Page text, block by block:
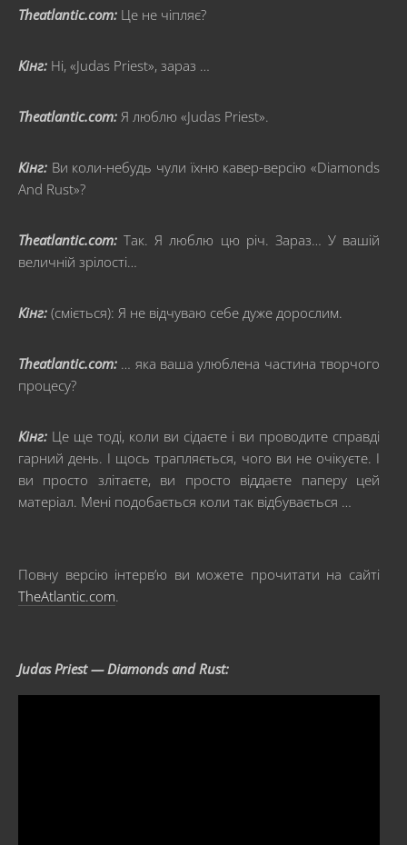
Theatlantic.com: Це не чіпляє?
Кінг: Ні, «Judas Priest», зараз …
Theatlantic.com: Я люблю «Judas Priest».
Кінг: Ви коли-небудь чули їхню кавер-версію «Diamonds
And Rust»?
Theatlantic.com: Так. Я люблю цю річ. Зараз… У вашій
величній зрілості…
Кінг: (сміється): Я не відчуваю себе дуже дорослим.
Theatlantic.com: … яка ваша улюблена частина творчого
процесу?
Кінг: Це ще тоді, коли ви сідаєте і ви проводите справді
гарний день. І щось трапляється, чого ви не очікуєте. І
ви просто злітаєте, ви просто віддаєте паперу цей
матеріал. Мені подобається коли так відбувається …
Повну версію інтерв’ю ви можете прочитати на сайті
TheAtlantic.com.
Judas Priest — Diamonds and Rust: